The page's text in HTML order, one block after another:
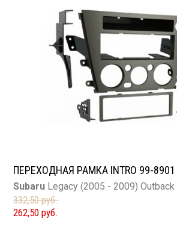
ПЕРЕХОДНАЯ РАМКА INTRO 99-8901
Subaru Legacy (2005 - 2009)
332,50 руб.
262,50 руб.